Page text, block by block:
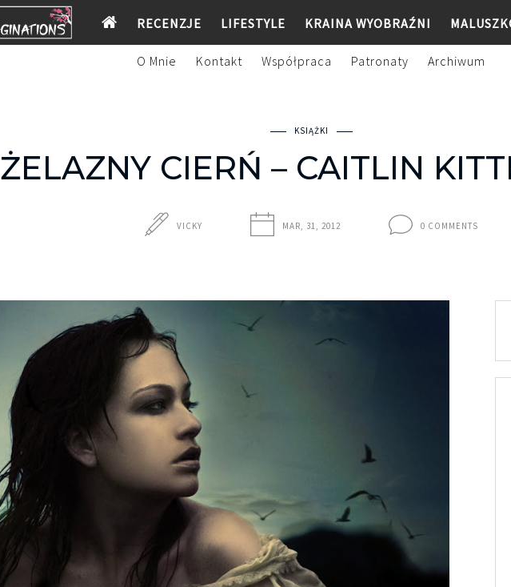
RECENZJE LIFESTYLE KRAINA WYOBRAŹNI
O Mnie Kontakt Współpraca Patronaty Archiwum
KSIĄŻKI
ŻELAZNY CIERŃ – CAITLIN
VICKY MAR, 31, 2012 0 COMMENTS